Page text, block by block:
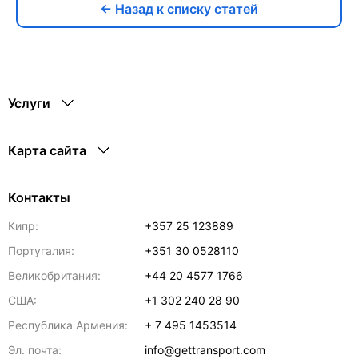
← Назад к списку статей
Услуги
Карта сайта
Контакты
Кипр:
+357 25 123889
Португалия:
+351 30 0528110
Великобритания:
+44 20 4577 1766
США:
+1 302 240 28 90
Республика Армения:
+ 7 495 1453514
Эл. почта:
info@gettransport.com